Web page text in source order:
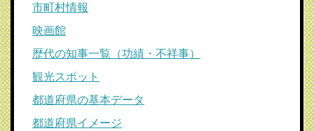
市町村情報
映画館
歴代の知事一覧（功績・不祥事）
観光スポット
都道府県の基本データ
都道府県イメージ